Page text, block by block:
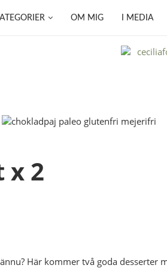
OM MIG I MEDIA
x 2
Här kommer två goda desserter